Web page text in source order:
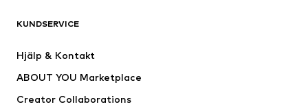
Jackor
Badkläder
KUNDSERVICE
Hjälp & Kontakt
ABOUT YOU Marketplace
Creator Collaborations